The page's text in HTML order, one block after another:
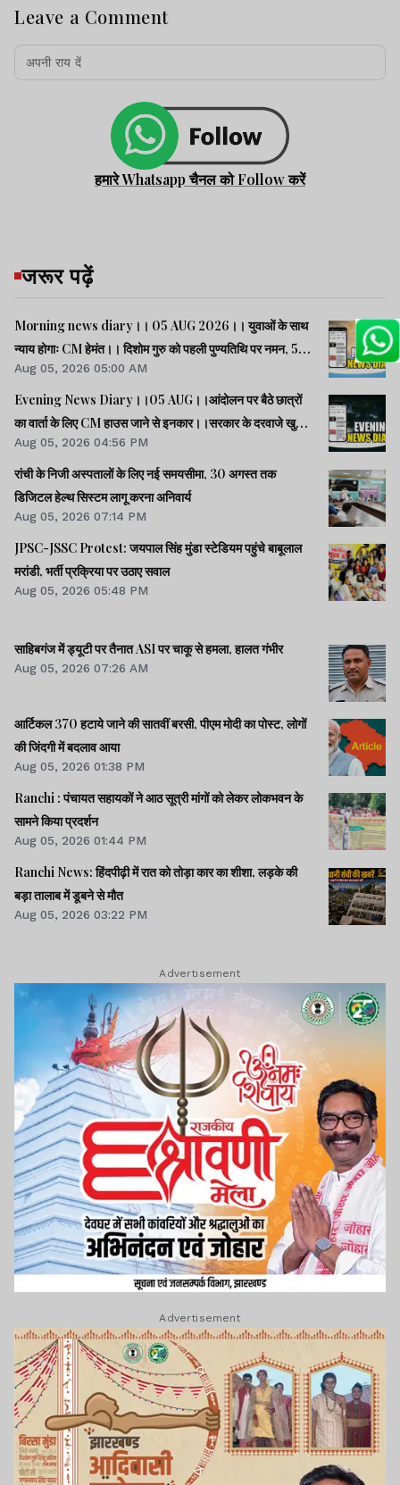
Leave a Comment
हमारे Whatsapp चैनल को Follow करें
जरूर पढ़ें
Morning news diary।। 05 AUG 2026।। युवाओं के साथ
न्याय होगाः CM हेमंत।। दिशोम गुरु को पहली पुण्यतिथि पर नमन, 5
करोड़ की योजनाओं का शिलान्यास-उद्घाटन।। राम मंदिर चढ़ावा चोरी
पर संसद में भारी हंगामा।। समेत कई खबरें व वीडियो.
Aug 05, 2026 05:00 AM
Evening News Diary।।05 AUG।।आंदोलन पर बैठे छात्रों
का वार्ता के लिए CM हाउस जाने से इनकार।।सरकार के दरवाजे खुले
हैं, जांच के बाद होगा फैसला : CM हेमंत।।राहुल की रिजिजू को दो
टूक।।प्रस्तावित FCRA संशोधन बिल से अमेरिका में खलबली।।समेत
कई खबरें व वीडियो।।
Aug 05, 2026 04:56 PM
रांची के निजी अस्पतालों के लिए नई समयसीमा, 30 अगस्त तक
डिजिटल हेल्थ सिस्टम लागू करना अनिवार्य
Aug 05, 2026 07:14 PM
JPSC-JSSC Protest: जयपाल सिंह मुंडा स्टेडियम पहुंचे बाबूलाल
मरांडी, भर्ती प्रक्रिया पर उठाए सवाल
Aug 05, 2026 05:48 PM
साहिबगंज में ड्यूटी पर तैनात ASI पर चाकू से हमला, हालत गंभीर
Aug 05, 2026 07:26 AM
आर्टिकल 370 हटाये जाने की सातवीं बरसी, पीएम मोदी का पोस्ट, लोगों
की जिंदगी में बदलाव आया
Aug 05, 2026 01:38 PM
Ranchi : पंचायत सहायकों ने आठ सूत्री मांगों को लेकर लोकभवन के
सामने किया प्रदर्शन
Aug 05, 2026 01:44 PM
Ranchi News: हिंदपीढ़ी में रात को तोड़ा कार का शीशा, लड़के की
बड़ा तालाब में डूबने से मौत
Aug 05, 2026 03:22 PM
Advertisement
Advertisement